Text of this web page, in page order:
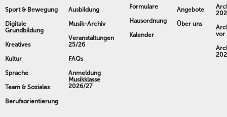
Sport & Bewegung
Digitale
Grundbildung
Kreatives
Kultur
Sprache
Team & Soziales
Berufsorientierung
Ausbildung
Musik-Archiv
Veranstaltungen
25/26
FAQs
Anmeldung
Musikklasse
2026/27
Formulare
Hausordnung
Kalender
Angebote
Über uns
vor